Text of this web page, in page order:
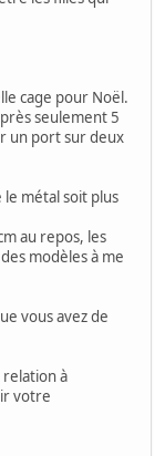
cage pour Noël.
seulement 5
un port sur deux
le métal soit plus
au repos, les
modèles à me
vous avez de
relation à
votre